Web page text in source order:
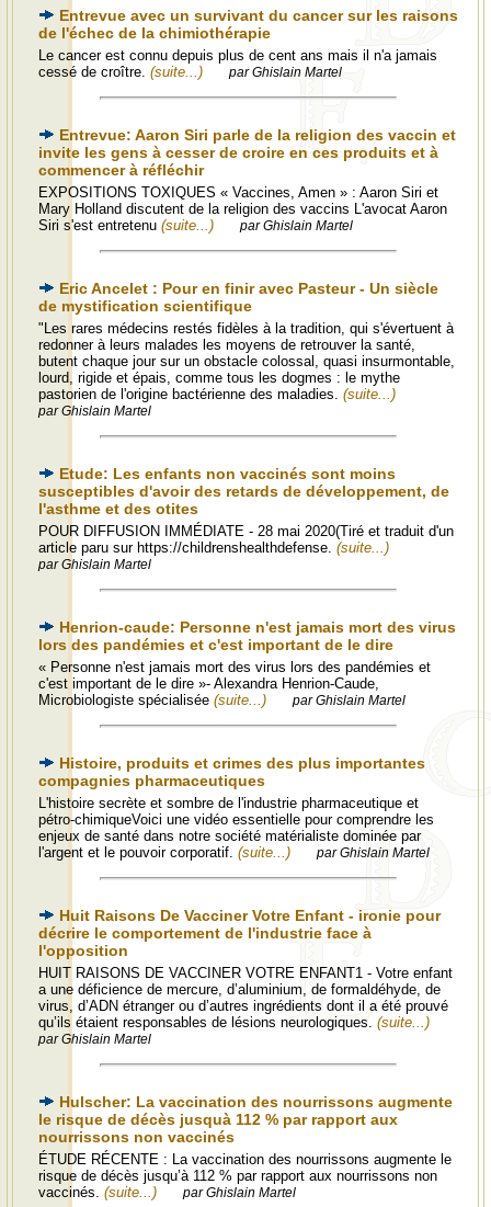
Entrevue avec un survivant du cancer sur les raisons
de l'échec de la chimiothérapie
Le cancer est connu depuis plus de cent ans mais il n'a jamais
cessé de croître. (suite...) par Ghislain Martel
Entrevue: Aaron Siri parle de la religion des vaccin et
invite les gens à cesser de croire en ces produits et à
commencer à réfléchir
EXPOSITIONS TOXIQUES « Vaccines, Amen » : Aaron Siri et
Mary Holland discutent de la religion des vaccins L'avocat Aaron
Siri s'est entretenu (suite...) par Ghislain Martel
Eric Ancelet : Pour en finir avec Pasteur - Un siècle
de mystification scientifique
"Les rares médecins restés fidèles à la tradition, qui s'évertuent à
redonner à leurs malades les moyens de retrouver la santé,
butent chaque jour sur un obstacle colossal, quasi insurmontable,
lourd, rigide et épais, comme tous les dogmes : le mythe
pastorien de l'origine bactérienne des maladies. (suite...)
par Ghislain Martel
Etude: Les enfants non vaccinés sont moins
susceptibles d'avoir des retards de développement, de
l'asthme et des otites
POUR DIFFUSION IMMÉDIATE - 28 mai 2020(Tiré et traduit d'un
article paru sur https://childrenshealthdefense. (suite...)
par Ghislain Martel
Henrion-caude: Personne n'est jamais mort des virus
lors des pandémies et c'est important de le dire
« Personne n'est jamais mort des virus lors des pandémies et
c'est important de le dire »- Alexandra Henrion-Caude,
Microbiologiste spécialisée (suite...) par Ghislain Martel
Histoire, produits et crimes des plus importantes
compagnies pharmaceutiques
L'histoire secrète et sombre de l'industrie pharmaceutique et
pétro-chimiqueVoici une vidéo essentielle pour comprendre les
enjeux de santé dans notre société matérialiste dominée par
l'argent et le pouvoir corporatif. (suite...) par Ghislain Martel
Huit Raisons De Vacciner Votre Enfant - ironie pour
décrire le comportement de l'industrie face à
l'opposition
HUIT RAISONS DE VACCINER VOTRE ENFANT1 - Votre enfant
a une déficience de mercure, d’aluminium, de formaldéhyde, de
virus, d’ADN étranger ou d’autres ingrédients dont il a été prouvé
qu’ils étaient responsables de lésions neurologiques. (suite...)
par Ghislain Martel
Hulscher: La vaccination des nourrissons augmente
le risque de décès jusquà 112 % par rapport aux
nourrissons non vaccinés
ÉTUDE RÉCENTE : La vaccination des nourrissons augmente le
risque de décès jusqu’à 112 % par rapport aux nourrissons non
vaccinés. (suite...) par Ghislain Martel